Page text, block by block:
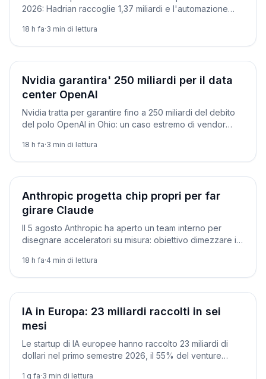
2026: Hadrian raccoglie 1,37 miliardi e l'automazione
18 h fa·3 min di lettura
Aziende
Nvidia garantira' 250 miliardi per il data
center OpenAI
Nvidia tratta per garantire fino a 250 miliardi del debito
del polo OpenAI in Ohio: un caso estremo di vendor
18 h fa·3 min di lettura
Aziende
Anthropic progetta chip propri per far
girare Claude
Il 5 agosto Anthropic ha aperto un team interno per
disegnare acceleratori su misura: obiettivo dimezzare il
18 h fa·4 min di lettura
Aziende
IA in Europa: 23 miliardi raccolti in sei
mesi
Le startup di IA europee hanno raccolto 23 miliardi di
dollari nel primo semestre 2026, il 55% del venture
1 g fa·3 min di lettura